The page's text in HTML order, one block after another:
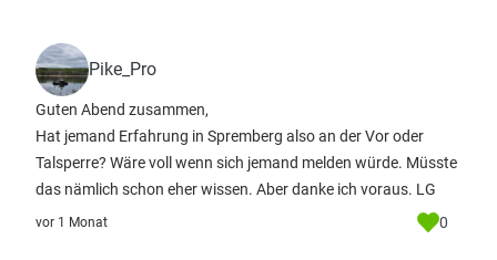
Pike_Pro
Guten Abend zusammen,
Hat jemand Erfahrung in Spremberg also an der Vor oder
Talsperre? Wäre voll wenn sich jemand melden würde. Müsste
das nämlich schon eher wissen. Aber danke ich voraus. LG
vor 1 Monat 0